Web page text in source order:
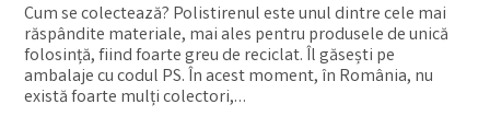
Cum se colectează? Polistirenul este unul dintre cele mai
răspândite materiale, mai ales pentru produsele de unică
folosință, fiind foarte greu de reciclat. Îl găsești pe
ambalaje cu codul PS. În acest moment, în România, nu
există foarte mulți colectori,…